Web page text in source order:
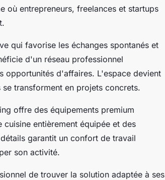
où entrepreneurs, freelances et startups
qui favorise les échanges spontanés et
d'un réseau professionnel
opportunités d'affaires. L'espace devient
transforment en projets concrets.
offre des équipements premium
entièrement équipée et des
garantit un confort de travail
son activité.
de trouver la solution adaptée à ses